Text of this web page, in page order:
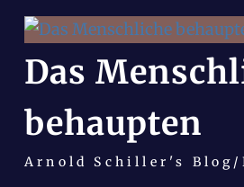
Das
behaupten
Arnold Schiller's Blog/